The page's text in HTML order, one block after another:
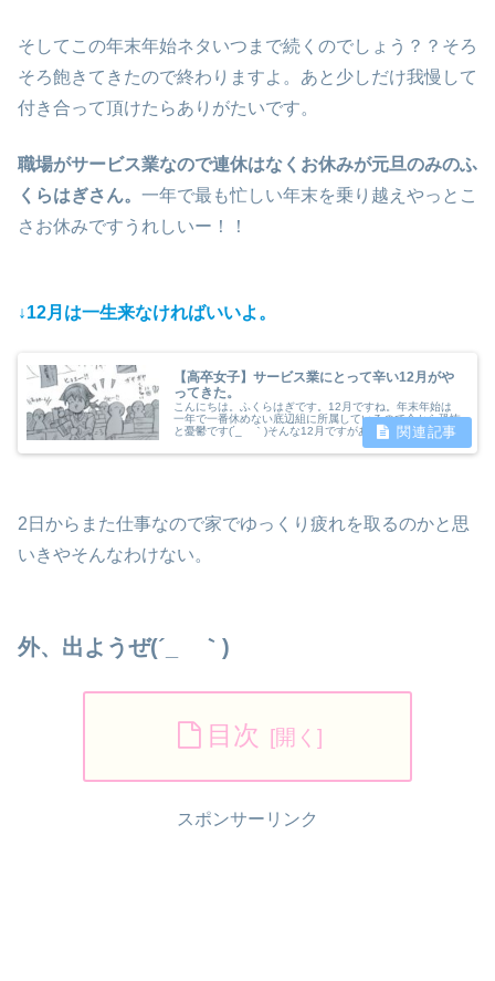
そしてこの年末年始ネタいつまで続くのでしょう？？そろ
そろ飽きてきたので終わりますよ。あと少しだけ我慢して
付き合って頂けたらありがたいです。
職場がサービス業なので連休はなくお休みが元旦のみのふ
くらはぎさん。 一年で最も忙しい年末を乗り越えやっとこ
さお休みですうれしいー！！
↓12月は一生来なければいいよ。
【高卒女子】サービス業にとって辛い12月がや
ってきた。
こんにちは。ふくらはぎです。12月ですね。年末年始は
一年で一番休めない底辺組に所属しているので今から恐怖
と憂鬱です(´_ゝ｀)そんな12月ですがあなたはいかがお過
ごす予定でしょうか？？年末年始と言ったら会社も学校も
お休み。年の瀬と新年を迎え...
2日からまた仕事なので家でゆっくり疲れを取るのかと思
いきやそんなわけない。
外、出ようぜ(´_ゝ｀)
目次
スポンサーリンク